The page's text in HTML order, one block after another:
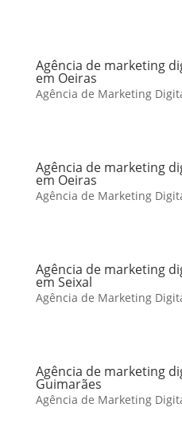
Agência de marketing
em Oeiras
Agência de Marketing
Agência de marketing
em Oeiras
Agência de Marketing
Agência de marketing
em Seixal
Agência de Marketing
Agência de marketing
Guimarães
Agência de Marketing